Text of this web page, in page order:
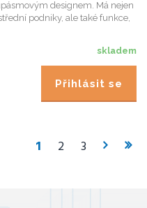
designem. Má nejen
podniky, ale také funkce,
skladem
Přihlásit se
1 2 3